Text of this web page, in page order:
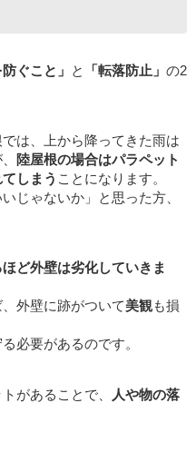
ぐこと」 と 「転落防止」 の2
は、上から降ってきた雨は
陸屋根の場合はパラペット
しまう ことになります。
じゃないか」と思った方、
ど外壁は劣化していきま
外壁に跡がついて美観も損
必要があるのです。
があることで、
人や物の落